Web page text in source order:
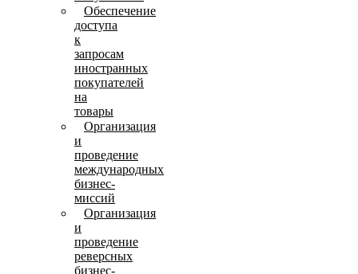
Обеспечение
доступа
к
запросам
иностранных
покупателей
на
товары
Организация
и
проведение
международных
бизнес-
миссий
Организация
и
проведение
реверсных
бизнес-